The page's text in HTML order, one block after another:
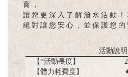
育，
讓您更深入了解潛水活動
絕對讓您安心，並保護您的
活動說明
【*活動長度】
【體力耗費度】